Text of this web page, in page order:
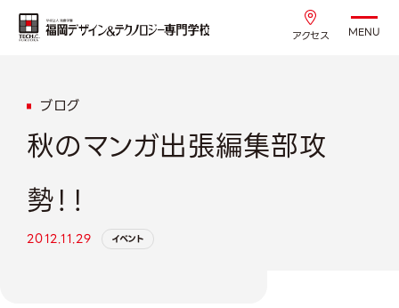
アクセス MENU
ブログ
秋のマンガ出張編集部攻
勢！！
2012.11.29 イベント